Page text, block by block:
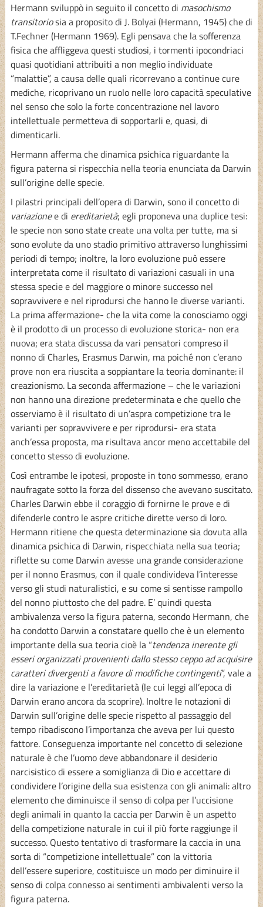
Hermann sviluppò in seguito il concetto di masochismo
transitoriosia a proposito di J. Bolyai (Hermann, 1945) che di
T.Fechner (Hermann 1969). Egli pensava che la sofferenza
fisica che affliggeva questi studiosi, i tormenti ipocondriaci
quasi quotidiani attribuiti a non meglio individuate
“malattie”, a causa delle quali ricorrevano a continue cure
mediche, ricoprivano un ruolo nelle loro capacità speculative
nel senso che solo la forte concentrazione nel lavoro
intellettuale permetteva di sopportarli e, quasi, di
dimenticarli.
Hermann afferma che dinamica psichica riguardante la
figura paterna si rispecchia nella teoria enunciata da Darwin
sull’origine delle specie.
I pilastri principali dell’opera di Darwin, sono il concetto di
variazionee di ereditarietà; egli proponeva una duplice tesi:
le specie non sono state create una volta per tutte, ma si
sono evolute da uno stadio primitivo attraverso lunghissimi
periodi di tempo; inoltre, la loro evoluzione può essere
interpretata come il risultato di variazioni casuali in una
stessa specie e del maggiore o minore successo nel
sopravvivere e nel riprodursi che hanno le diverse varianti.
La prima affermazione- che la vita come la conosciamo oggi
è il prodotto di un processo di evoluzione storica- non era
nuova; era stata discussa da vari pensatori compreso il
nonno di Charles, Erasmus Darwin, ma poiché non c’erano
prove non era riuscita a soppiantare la teoria dominante: il
creazionismo. La seconda affermazione – che le variazioni
non hanno una direzione predeterminata e che quello che
osserviamo è il risultato di un’aspra competizione tra le
varianti per sopravvivere e per riprodursi- era stata
anch’essa proposta, ma risultava ancor meno accettabile del
concetto stesso di evoluzione.
Così entrambe le ipotesi, proposte in tono sommesso, erano
naufragate sotto la forza del dissenso che avevano suscitato.
Charles Darwin ebbe il coraggio di fornirne le prove e di
difenderle contro le aspre critiche dirette verso di loro.
Hermann ritiene che questa determinazione sia dovuta alla
dinamica psichica di Darwin, rispecchiata nella sua teoria;
riflette su come Darwin avesse una grande considerazione
per il nonno Erasmus, con il quale condivideva l’interesse
verso gli studi naturalistici, e su come si sentisse rampollo
del nonno piuttosto che del padre. E’ quindi questa
ambivalenza verso la figura paterna, secondo Hermann, che
ha condotto Darwin a constatare quello che è un elemento
importante della sua teoria cioè la “tendenza inerente gli
esseri organizzati provenienti dallo stesso ceppo ad acquisire
caratteri divergenti a favore di modifiche contingenti”, vale a
dire la variazione e l’ereditarietà (le cui leggi all’epoca di
Darwin erano ancora da scoprire). Inoltre le notazioni di
Darwin sull’origine delle specie rispetto al passaggio del
tempo ribadiscono l’importanza che aveva per lui questo
fattore. Conseguenza importante nel concetto di selezione
naturale è che l’uomo deve abbandonare il desiderio
narcisistico di essere a somiglianza di Dio e accettare di
condividere l’origine della sua esistenza con gli animali: altro
elemento che diminuisce il senso di colpa per l’uccisione
degli animali in quanto la caccia per Darwin è un aspetto
della competizione naturale in cui il più forte raggiunge il
successo. Questo tentativo di trasformare la caccia in una
sorta di “competizione intellettuale” con la vittoria
dell’essere superiore, costituisce un modo per diminuire il
senso di colpa connesso ai sentimenti ambivalenti verso la
figura paterna.